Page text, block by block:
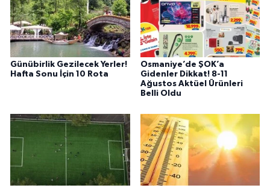
Günübirlik Gezilecek Yerler!
Hafta Sonu İçin 10 Rota
Osmaniye’de ŞOK’a
Gidenler Dikkat! 8-11
Ağustos Aktüel Ürünleri
Belli Oldu